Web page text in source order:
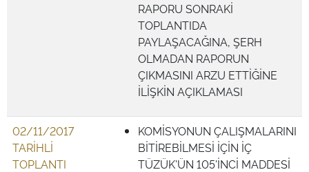
RAPORU SONRAKİ
TOPLANTIDA
PAYLAŞACAĞINA, ŞERH
OLMADAN RAPORUN
ÇIKMASINI ARZU ETTİĞİNE
İLİŞKİN AÇIKLAMASI
02/11/2017
TARİHLİ
TOPLANTI
KOMİSYONUN ÇALIŞMALARINI
BİTİREBİLMESİ İÇİN İÇ
TÜZÜK'ÜN 105'İNCİ MADDESİ